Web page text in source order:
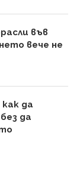
във
вече не
да
да